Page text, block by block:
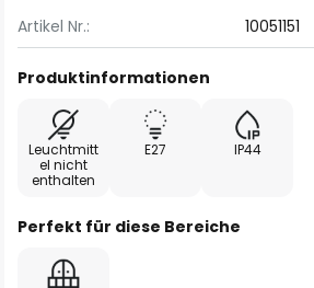
Artikel Nr.: 10051151
Produktinformationen
Leuchtmitt
el nicht
enthalten
E27 IP44
Perfekt für diese Bereiche